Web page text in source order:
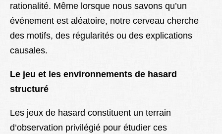
rationalité. Même lorsque nous savons qu’un
événement est aléatoire, notre cerveau cherche
des motifs, des régularités ou des explications
causales.
Le jeu et les environnements de hasard
structuré
Les jeux de hasard constituent un terrain
d’observation privilégié pour étudier ces